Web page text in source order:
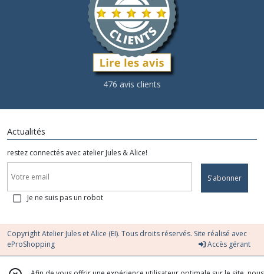
476 avis clients
Actualités
restez connectés avec atelier Jules & Alice!
S'abonner
Je ne suis pas un robot
Copyright Atelier Jules et Alice (EI). Tous droits réservés. Site réalisé avec
eProShopping
Accès gérant